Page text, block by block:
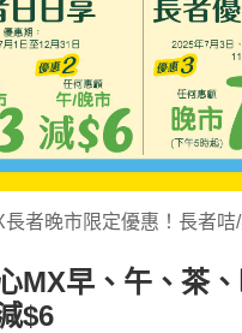
長者晚市限定優惠！長者
MX早、午、茶
$6